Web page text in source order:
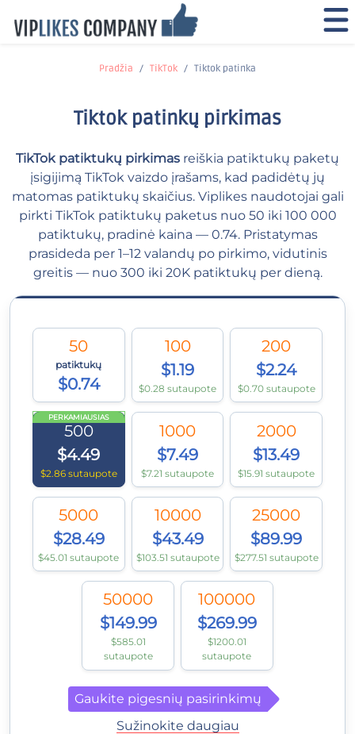
Pradžia TikTok Tiktok patinka
Tiktok patinkų pirkimas
TikTok patiktukų pirkimas reiškia patiktukų paketų
įsigijimą TikTok vaizdo įrašams, kad padidėtų jų
matomas patiktukų skaičius. Viplikes naudotojai gali
pirkti TikTok patiktukų paketus nuo 50 iki 100 000
patiktukų, pradinė kaina — 0.74. Pristatymas
prasideda per 1–12 valandų po pirkimo, vidutinis
greitis — nuo 300 iki 20K patiktukų per dieną.
50
patiktukų
$0.74
100
$1.19
$0.28 sutaupote
200
$2.24
$0.70 sutaupote
PERKAMIAUSIAS
500
$4.49
$2.86 sutaupote
1000
$7.49
$7.21 sutaupote
2000
$13.49
$15.91 sutaupote
5000
$28.49
$45.01 sutaupote
10000
$43.49
$103.51 sutaupote
25000
$89.99
$277.51 sutaupote
50000
$149.99
$585.01
sutaupote
100000
$269.99
$1200.01
sutaupote
Gaukite pigesnių pasirinkimų
Sužinokite daugiau